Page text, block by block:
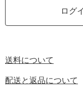
ログ
送料について
配送と返品について